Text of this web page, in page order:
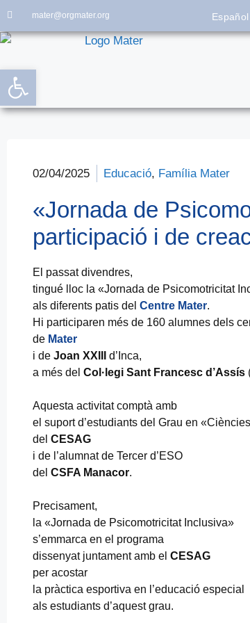
mater@orgmater.org Español
02/04/2025 Educació, Família Mater
«Jornada de
participació i de
El passat divendres,
tingué lloc la «Jornada de Psicomotricitat
als diferents patis del Centre Mater.
Hi participaren més de 160 alumnes dels
de Mater
i de Joan XXIII
d’Inca,
a més del Col·legi Sant Francesc d’Assís
Aquesta activitat comptà amb
el suport d’estudiants del Grau en
del CESAG
i de l’alumnat de Tercer d’ESO
del CSFA Manacor.
Precisament,
la «Jornada de Psicomotricitat Inclusiva»
s’emmarca en el programa
dissenyat juntament amb el CESAG
per acostar
la pràctica esportiva en l’educació especial
als estudiants d’aquest grau.
Obre la barra d'eines